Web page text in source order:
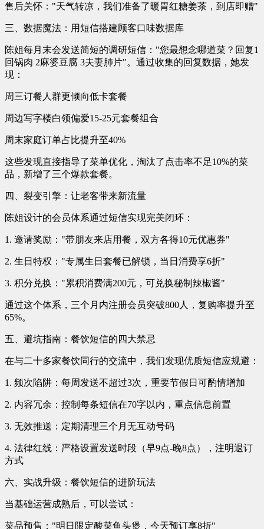
售后关怀："天气转凉，我们准备了暖胃红糖姜茶，到店即赠"
三、数据魔法：用短信搭建顾客口味数据库
陈姐每月末会发送简短的调研短信："您最想念哪道菜？回复1
回锅肉 2麻婆豆腐 3夫妻肺片"。通过收集的回复数据，她发
现：
周三订餐人群更倾向低卡套餐
周边写字楼白领偏爱15-25元套餐组合
周末家庭订单占比提升至40%
这些发现直接指导了菜单优化，淘汰了点击率不足10%的菜
品，新增了三个爆款套餐。
四、裂变引擎：让老客带来新流量
陈姐设计的会员体系通过短信实现完美闭环：
1. 邀请奖励："带朋友来店用餐，双方各得10元优惠券"
2. 生日特权："专属生日套餐已解锁，当日消费享6折"
3. 积分兑换："累积消费满200元，可兑换秘制辣椒酱"
通过这个体系，三个月内注册会员突破800人，复购率提升至
65%。
五、避坑指南：餐饮短信的四大禁忌
在与二十多家餐饮同行的交流中，我们发现优质短信应规避：
1. 频次陷阱：每周发送不超过3次，重要节假日可酌情增加
2. 内容冗余：控制每条短信在70字以内，重点信息前置
3. 无效推送：定期清理三个月无互动号码
4. 法律红线：严格设置发送时段（早9点-晚8点），注明退订
方式
六、实战升级：餐饮短信的进阶玩法
当基础运营成熟后，可以尝试：
菜品预售："明日限定酸菜鱼头煲，今天预订享8折"